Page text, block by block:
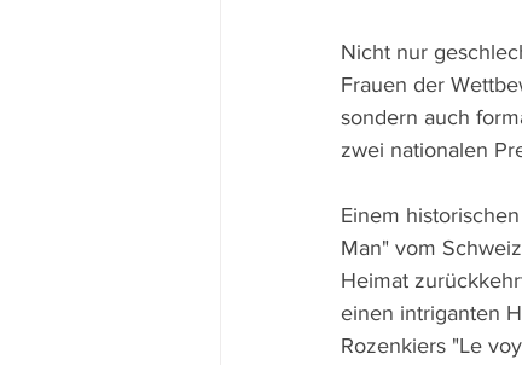
Nicht nur
Frauen der
sondern auch
zwei nationalen
Einem
Man" vom
Heimat
einen intriganten
Rozenkiers "Le